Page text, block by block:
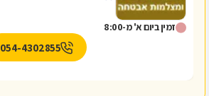
זמין ביום א' מ-8:00
054-4302855